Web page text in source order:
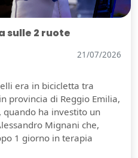
sulle 2 ruote
21/07/2026
era in bicicletta tra
provincia di Reggio Emilia,
quando ha investito un
Mignani che,
1 giorno in terapia